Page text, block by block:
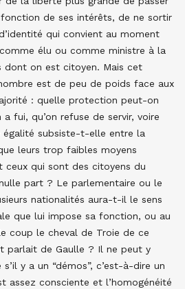
de ses intérêts, de ne sortir
qui convient au moment
élu ou comme ministre à la
dont on est citoyen. Mais cet
est de peu de poids face aux
: quelle protection peut-on
a fui, qu’on refuse de servir, voire
égalité subsiste-t-elle entre la
leurs trop faibles moyens
ceux qui sont des citoyens du
part ? Le parlementaire ou le
nationalités aura-t-il le sens
que lui impose sa fonction, ou au
coup le cheval de Troie de ce
parlait de Gaulle ? Il ne peut y
y a un “démos”, c’est-à-dire un
assez consciente et l’homogénéité